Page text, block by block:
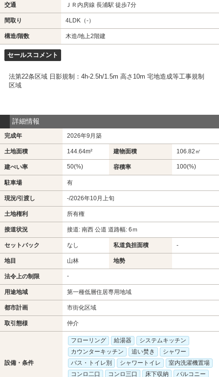
交通 ＪＲ内房線 長浦駅 徒歩7分
間取り 4LDK（-）
構造/階数 木造/地上2階建
セールスコメント
法第22条区域 日影規制：4h-2.5h/1.5m 高さ10m 宅地造成等工事規制
区域
詳細情報
完成年 2026年9月築
土地面積 144.64m² 建物面積 106.82㎡
建ぺい率 50(%) 容積率 100(%)
駐車場 有
現況/引渡し -/2026年10月上旬
土地権利 所有権
接道状況 接道: 南西 公道 道路幅: 6ｍ
セットバック なし 私道負担面積 -
地目 山林 地勢
法令上の制限 -
用途地域 第一種低層住居専用地域
都市計画 市街化区域
取引態様 仲介
設備・条件
フローリング 給湯器
システムキッチン
カウンターキッチン
追い焚き
シャワー
バス・トイレ別
シャワートイレ
室内洗濯機置場
コンロ二口
コンロ三口 床下収納
バルコニー